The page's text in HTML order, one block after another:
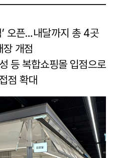
’ 오픈…내달까지 총 4곳
장 개점
등 복합쇼핑몰 입점으로
점 확대